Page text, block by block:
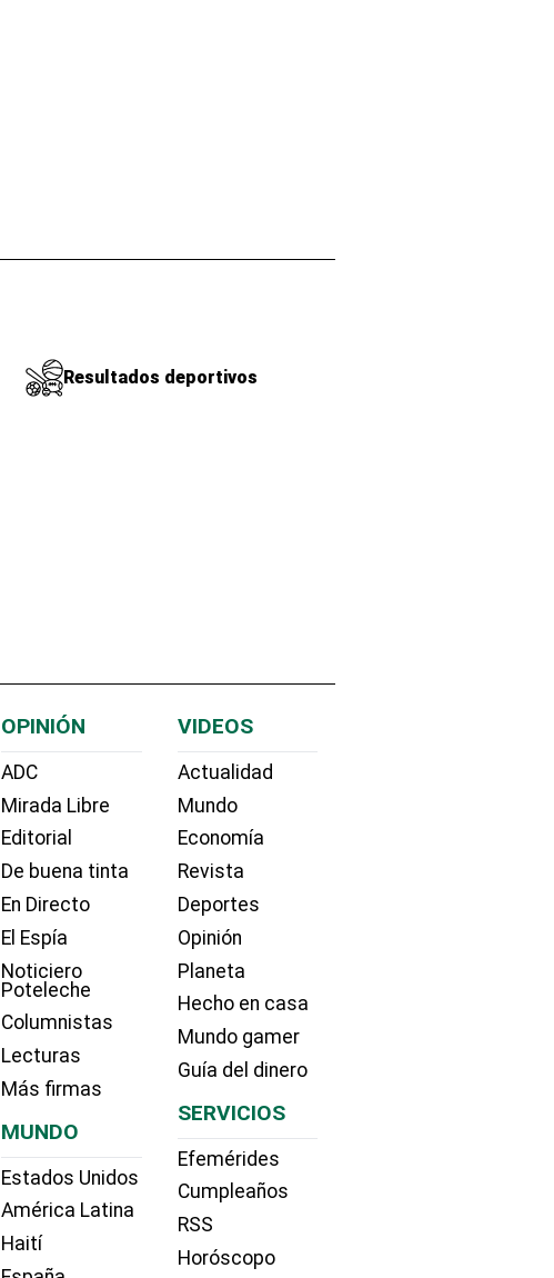
Resultados deportivos
OPINIÓN
ADC
Mirada Libre
Editorial
De buena tinta
En Directo
El Espía
Noticiero
Poteleche
Columnistas
Lecturas
Más firmas
MUNDO
Estados Unidos
América Latina
Haití
VIDEOS
Actualidad
Mundo
Economía
Revista
Deportes
Opinión
Planeta
Hecho en casa
Mundo gamer
Guía del dinero
SERVICIOS
Efemérides
Cumpleaños
RSS
Horóscopo